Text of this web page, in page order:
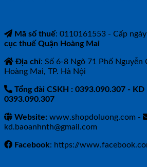
Mã số thuế: 0110161553 - Cấp
cục thuế Quận Hoàng Mai
Địa chỉ: Số 6-8 Ngõ 71 Phố Nguyễn
Hoàng Mai, TP. Hà Nội
Tổng đài CSKH : 0393.090.307 - KD
0393.090.307
Website: www.shopdoluong.com -
kd.baoanhnth@gmail.com
Facebook: https://